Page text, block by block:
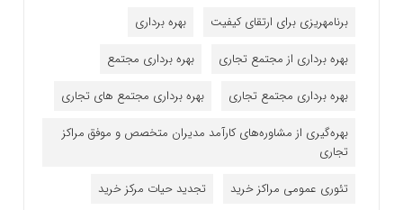
برنامه‎ریزی برای ارتقای کیفیت
بهره برداری
بهره برداری از مجتمع تجاری
بهره برداری مجتمع
بهره برداری مجتمع تجاری
بهره برداری مجتمع های تجاری
بهره‌گیری از مشاوره‌های کارآمد مدیران متخصص و موفق مراکز
تجاری
تئوری عمومی مراکز خرید
تجدید حیات مرکز خرید